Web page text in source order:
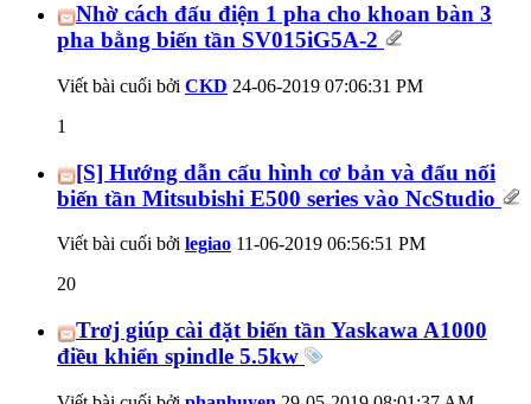
Nhờ cách đấu điện 1 pha cho khoan bàn 3
pha bằng biến tần SV015iG5A-2
Viết bài cuối bởi CKD 24-06-2019 07:06:31 PM
1
[S] Hướng dẫn cấu hình cơ bản và đấu nối
biến tần Mitsubishi E500 series vào NcStudio
Viết bài cuối bởi legiao 11-06-2019 06:56:51 PM
20
Trơj giúp cài đặt biến tần Yaskawa A1000
điều khiển spindle 5.5kw